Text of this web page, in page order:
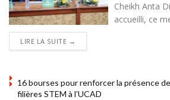
Cheikh Anta
accueilli, ce
LIRE LA SUITE →
16 bourses pour renforcer la présence
filières STEM à l’UCAD